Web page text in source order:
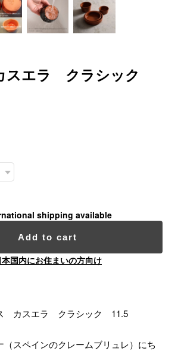
スエラ クラシック
shipping available
Add to cart
本国内にお住まいの方向け
ス カスエラ クラシック 11.5
（スペインのクレームブリュレ）にち